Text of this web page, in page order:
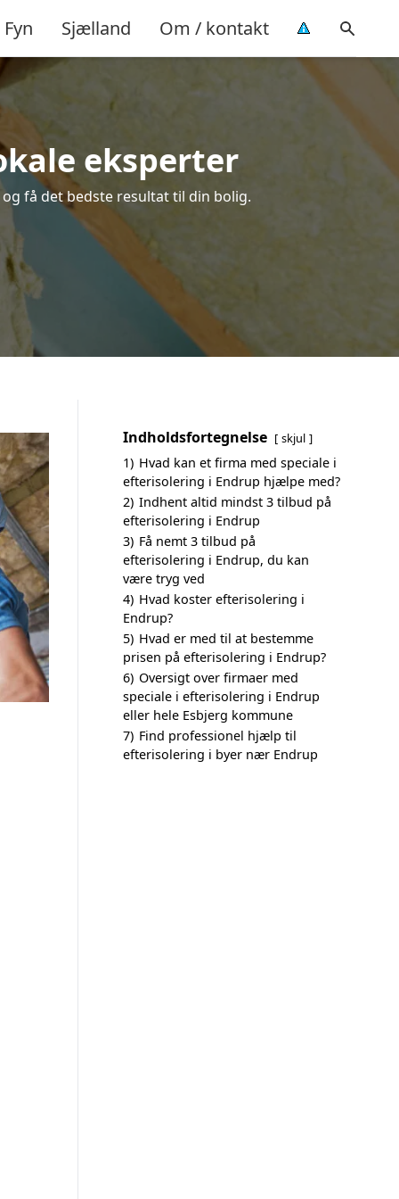
Fyn Sjælland Om / kontakt
eksperter
få det bedste resultat til din bolig.
Indholdsfortegnelse skjul
1) Hvad kan et firma med speciale i
efterisolering i Endrup hjælpe med?
2) Indhent altid mindst 3 tilbud på
efterisolering i Endrup
3) Få nemt 3 tilbud på
efterisolering i Endrup, du kan
være tryg ved
4) Hvad koster efterisolering i
Endrup?
5) Hvad er med til at bestemme
prisen på efterisolering i Endrup?
6) Oversigt over firmaer med
speciale i efterisolering i Endrup
eller hele Esbjerg kommune
7) Find professionel hjælp til
efterisolering i byer nær Endrup